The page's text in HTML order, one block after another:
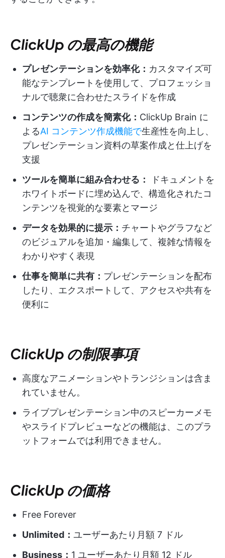
ClickUp の最高の機能
プレゼンテーションを効率化： カスタマイズ可
能なテンプレートを使用して、プロフェッショ
ナルで聴衆に合わせたスライドを作成
コンテンツの作成を簡素化： ClickUp Brain に
よるAI コンテンツ作成機能で生産性を向上し、
プレゼンテーション資料の草案作成と仕上げを
支援
ツールを簡単に組み合わせる：
ドキュメントを
ホワイトボードに埋め込んで、構造化されたコ
ンテンツを視覚的な要素とマージ
データを効果的に提示： チャートやグラフなど
のビジュアルを追加・編集して、複雑な情報を
わかりやすく表現
仕事を簡単に共有： プレゼンテーションを配布
したり、エクスポートして、アクセスや共有を
便利に
ClickUp の制限事項
高度なアニメーションやトランジションは含ま
れていません。
ライブプレゼンテーション中のスピーカーメモ
やスライドプレビューなどの機能は、このプラ
ットフォームでは利用できません。
ClickUp の価格
Free Forever
Unlimited： ユーザーあたり月額 7 ドル
Business： 1 ユーザーあたり月額 12 ドル